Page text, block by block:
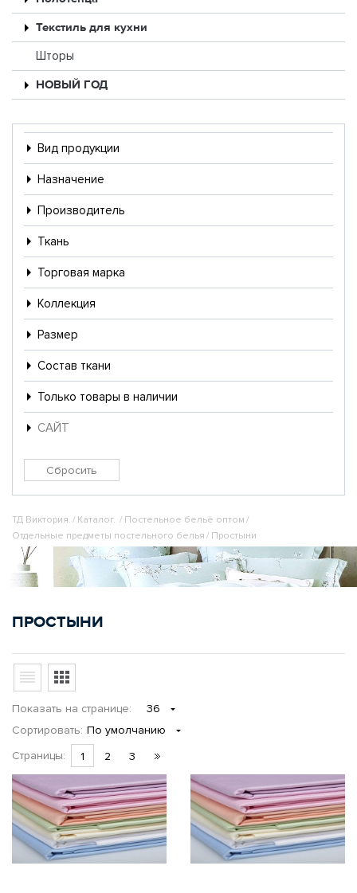
Текстиль для кухни
Шторы
НОВЫЙ ГОД
Вид продукции
Назначение
Производитель
Ткань
Торговая марка
Коллекция
Размер
Состав ткани
Только товары в наличии
САЙТ
ТД Виктория. / Каталог. / Постельное бельё оптом /
Отдельные предметы постельного белья / Простыни
ПРОСТЫНИ
Показать на странице:
36
Сортировать: По умолчанию
Страницы:
1 2 3